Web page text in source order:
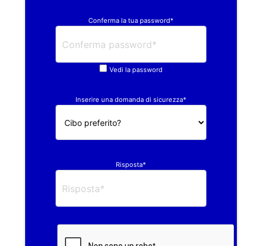
Conferma la tua password*
Vedi la password
Inserire una domanda di sicurezza*
Risposta*